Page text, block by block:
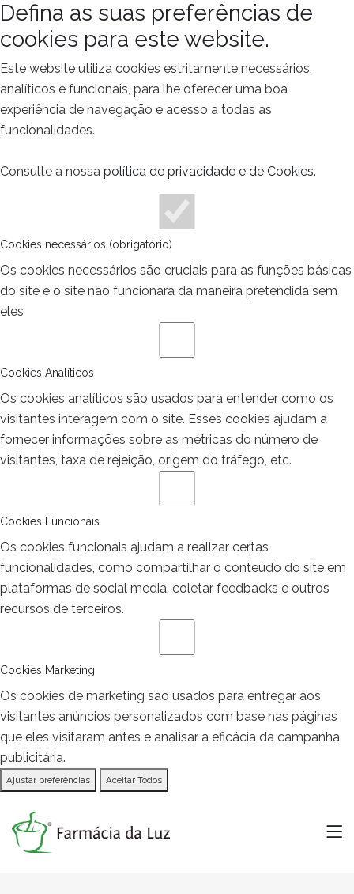
Defina as suas preferências de
cookies para este website.
Este website utiliza cookies estritamente necessários,
analíticos e funcionais, para lhe oferecer uma boa
experiência de navegação e acesso a todas as
funcionalidades.
Consulte a nossa política de privacidade e de Cookies.
Cookies necessários (obrigatório)
Os cookies necessários são cruciais para as funções básicas
do site e o site não funcionará da maneira pretendida sem
eles
Cookies Analíticos
Os cookies analíticos são usados para entender como os
visitantes interagem com o site. Esses cookies ajudam a
fornecer informações sobre as métricas do número de
visitantes, taxa de rejeição, origem do tráfego, etc.
Cookies Funcionais
Os cookies funcionais ajudam a realizar certas
funcionalidades, como compartilhar o conteúdo do site em
plataformas de social media, coletar feedbacks e outros
recursos de terceiros.
Cookies Marketing
Os cookies de marketing são usados para entregar aos
visitantes anúncios personalizados com base nas páginas
que eles visitaram antes e analisar a eficácia da campanha
publicitária.
Ajustar preferências Aceitar Todos